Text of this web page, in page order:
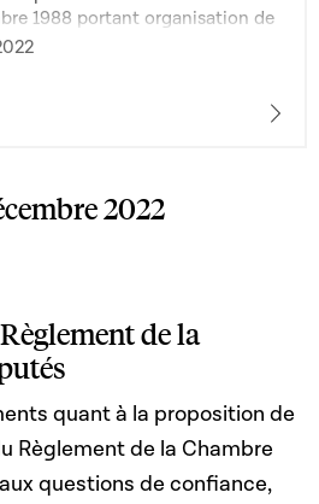
1988 portant organisation de
de l'éducation physique et
2022
de la
quant à la proposition de
Règlement de la Chambre
questions de confiance,